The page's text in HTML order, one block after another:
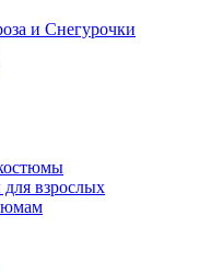
и Снегурочки
взрослых